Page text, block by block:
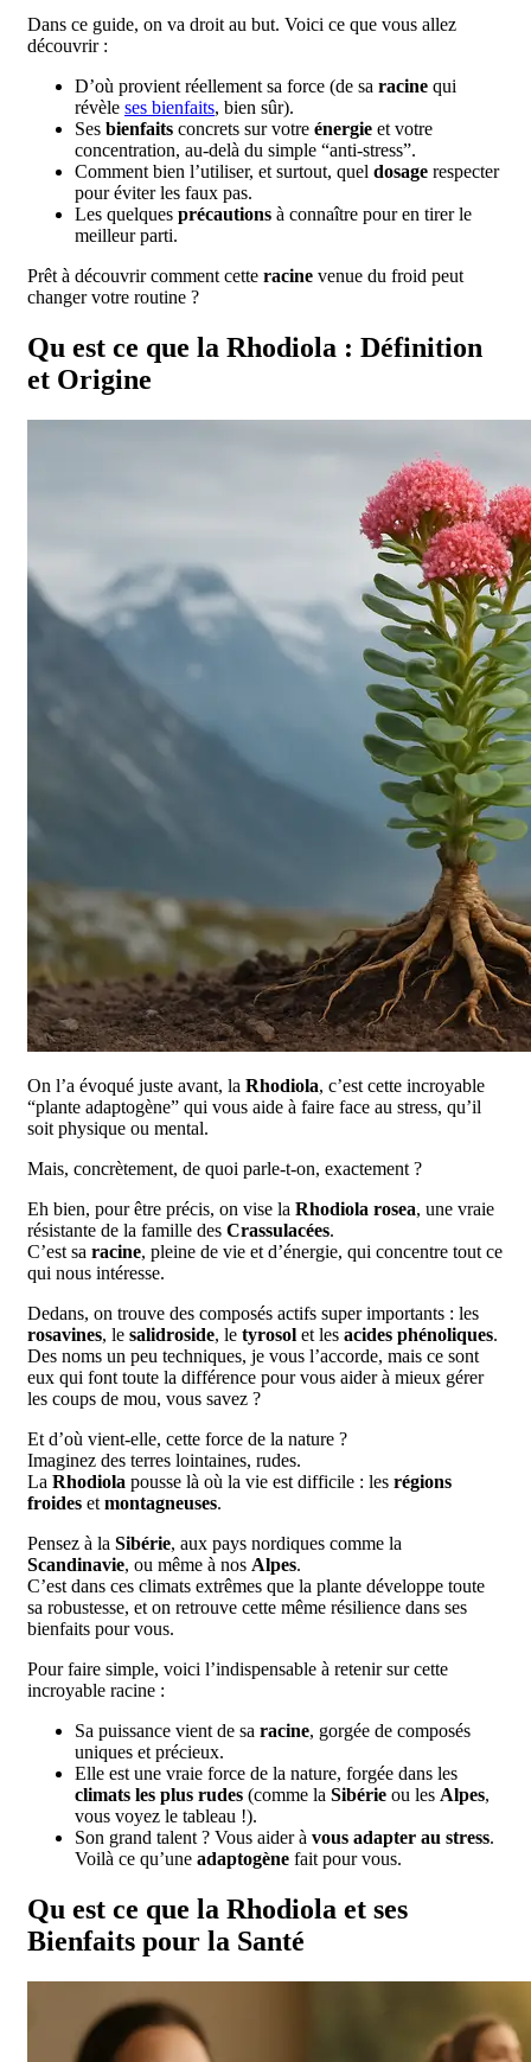
Dans ce guide, on va droit au but. Voici ce que vous allez
découvrir :
D’où provient réellement sa force (de sa racine qui
révèle ses bienfaits, bien sûr).
Ses bienfaits concrets sur votre énergie et votre
concentration, au-delà du simple “anti-stress”.
Comment bien l’utiliser, et surtout, quel dosage respecter
pour éviter les faux pas.
Les quelques précautions à connaître pour en tirer le
meilleur parti.
Prêt à découvrir comment cette racine venue du froid peut
changer votre routine ?
Qu est ce que la Rhodiola : Définition
et Origine
On l’a évoqué juste avant, la Rhodiola, c’est cette incroyable
“plante adaptogène” qui vous aide à faire face au stress, qu’il
soit physique ou mental.
Mais, concrètement, de quoi parle-t-on, exactement ?
Eh bien, pour être précis, on vise la Rhodiola rosea, une vraie
résistante de la famille des Crassulacées.
C’est sa racine, pleine de vie et d’énergie, qui concentre tout ce
qui nous intéresse.
Dedans, on trouve des composés actifs super importants : les
rosavines, le salidroside, le tyrosol et les acides phénoliques.
Des noms un peu techniques, je vous l’accorde, mais ce sont
eux qui font toute la différence pour vous aider à mieux gérer
les coups de mou, vous savez ?
Et d’où vient-elle, cette force de la nature ?
Imaginez des terres lointaines, rudes.
La Rhodiola pousse là où la vie est difficile : les régions
froides et montagneuses.
Pensez à la Sibérie, aux pays nordiques comme la
Scandinavie, ou même à nos Alpes.
C’est dans ces climats extrêmes que la plante développe toute
sa robustesse, et on retrouve cette même résilience dans ses
bienfaits pour vous.
Pour faire simple, voici l’indispensable à retenir sur cette
incroyable racine :
Sa puissance vient de sa racine, gorgée de composés
uniques et précieux.
Elle est une vraie force de la nature, forgée dans les
climats les plus rudes (comme la Sibérie ou les Alpes,
vous voyez le tableau !).
Son grand talent ? Vous aider à vous adapter au stress.
Voilà ce qu’une adaptogène fait pour vous.
Qu est ce que la Rhodiola et ses
Bienfaits pour la Santé